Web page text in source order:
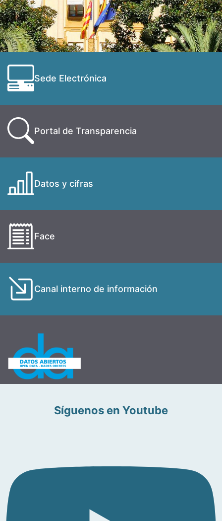
Sede Electrónica
Portal de Transparencia
Datos y cifras
Face
Canal interno de información
Síguenos en Youtube